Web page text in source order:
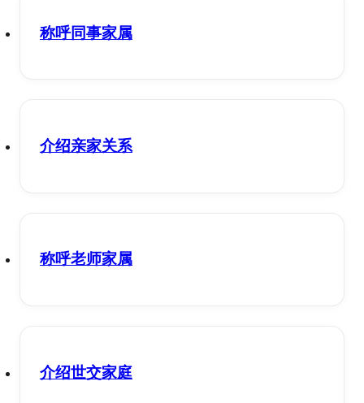
称呼同事家属
介绍亲家关系
称呼老师家属
介绍世交家庭